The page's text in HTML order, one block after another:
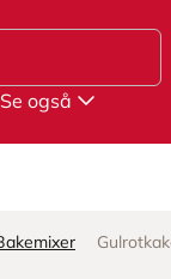
Se også